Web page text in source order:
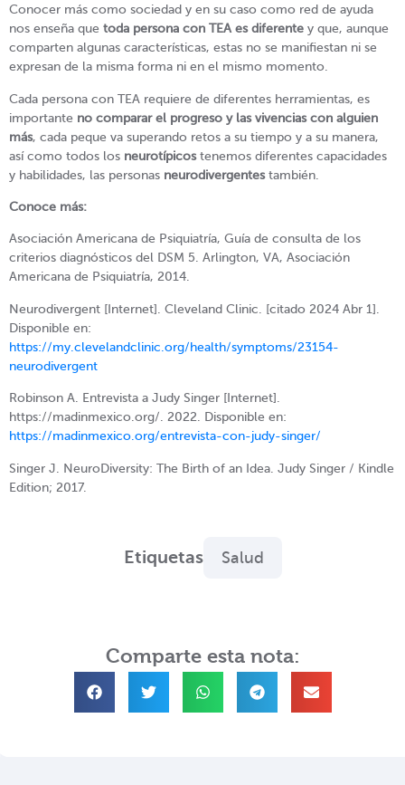
Conocer más como sociedad y en su caso como red de ayuda
nos enseña que toda persona con TEA es diferente y que, aunque
comparten algunas características, estas no se manifiestan ni se
expresan de la misma forma ni en el mismo momento.
Cada persona con TEA requiere de diferentes herramientas, es
importante no comparar el progreso y las vivencias con alguien
más, cada peque va superando retos a su tiempo y a su manera,
así como todos los neurotípicostenemos diferentes capacidades
y habilidades, las personas neurodivergentes también.
Conoce más:
Asociación Americana de Psiquiatría, Guía de consulta de los
criterios diagnósticos del DSM 5. Arlington, VA, Asociación
Americana de Psiquiatría, 2014.
Neurodivergent [Internet]. Cleveland Clinic. [citado 2024 Abr 1].
Disponible en:
https://my.clevelandclinic.org/health/symptoms/23154-
neurodivergent
Robinson A. Entrevista a Judy Singer [Internet].
https://madinmexico.org/. 2022. Disponible en:
https://madinmexico.org/entrevista-con-judy-singer/
Singer J. NeuroDiversity: The Birth of an Idea. Judy Singer / Kindle
Edition; 2017.
Etiquetas Salud
Comparte esta nota: